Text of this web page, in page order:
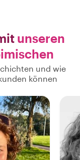
unseren
und wie
können